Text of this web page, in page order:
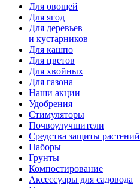
Для овощей
Для ягод
Для деревьев
и кустарников
Для кашпо
Для цветов
Для хвойных
Для газона
Наши акции
Удобрения
Стимуляторы
Почвоулучшители
Средства защиты растений
Наборы
Грунты
Компостирование
Аксессуары для садовода